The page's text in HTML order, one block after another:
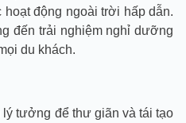
động ngoài trời hấp dẫn.
đến trải nghiệm nghỉ dưỡng
du khách.
tưởng để thư giãn và tái tạo